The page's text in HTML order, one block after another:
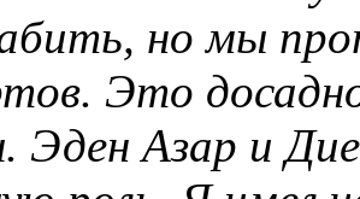
но мы
Это
Эден Азар и